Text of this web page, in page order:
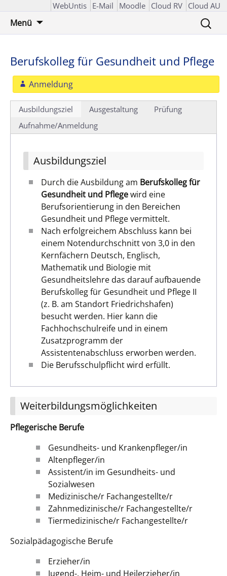
WebUntis E-Mail Moodle Cloud RV Cloud AU
Menü
Suchen
nach:
Berufskolleg für Gesundheit und Pflege
Anmeldung
Ausbildungsziel Ausgestaltung
Prüfung
Aufnahme/Anmeldung
Ausbildungsziel
Durch die Ausbildung am Berufskolleg für
Gesundheit und Pflegewird eine
Berufsorientierung in den Bereichen
Gesundheit und Pflege vermittelt.
Nach erfolgreichem Abschluss kann bei
einem Notendurchschnitt von 3,0 in den
Kernfächern Deutsch, Englisch,
Mathematik und Biologie mit
Gesundheitslehre das darauf aufbauende
Berufskolleg für Gesundheit und Pflege II
(z. B. am Standort Friedrichshafen)
besucht werden. Hier kann die
Fachhochschulreife und in einem
Zusatzprogramm der
Assistentenabschluss erworben werden.
Die Berufsschulpflicht wird erfüllt.
Weiterbildungsmöglichkeiten
Pflegerische Berufe
Gesundheits- und Krankenpfleger/in
Altenpfleger/in
Assistent/in im Gesundheits- und
Sozialwesen
Medizinische/r Fachangestellte/r
Zahnmedizinische/r Fachangestellte/r
Tiermedizinische/r Fachangestellte/r
Sozialpädagogische Berufe
Erzieher/in
Jugend-, Heim- und Heilerzieher/in